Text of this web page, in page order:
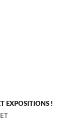
EXPOSITIONS !